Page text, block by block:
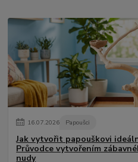
16.07.2026 Papoušci
Jak vytvořit papouškovi
Průvodce vytvořením
nudy